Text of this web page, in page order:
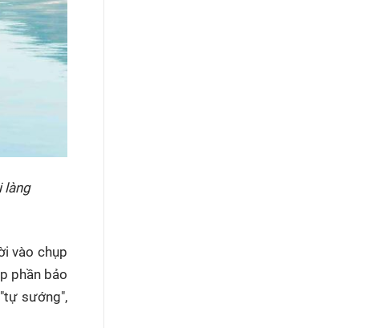
làng
vào chụp
phần bảo
sướng",